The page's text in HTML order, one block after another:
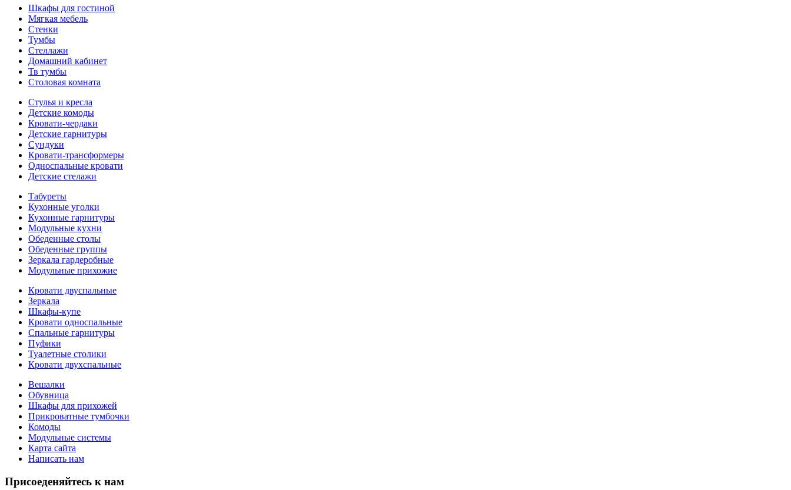
Шкафы для гостиной
Мягкая мебель
Стенки
Тумбы
Стеллажи
Домашний кабинет
Тв тумбы
Столовая комната
Стулья и кресла
Детские комоды
Кровати-чердаки
Детские гарнитуры
Сундуки
Кровати-трансформеры
Односпальные кровати
Детские стелажи
Табуреты
Кухонные уголки
Кухонные гарнитуры
Модульные кухни
Обеденные столы
Обеденные группы
Зеркала гардеробные
Модульные прихожие
Кровати двуспальные
Зеркала
Шкафы-купе
Кровати односпальные
Спальные гарнитуры
Пуфики
Туалетные столики
Кровати двухспальные
Вешалки
Обувница
Шкафы для прихожей
Прикроватные тумбочки
Комоды
Модульные системы
Карта сайта
Написать нам
Присоеденяйтесь к нам